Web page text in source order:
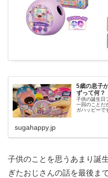
5歳の息子
ずって何？
子供の誕生日プ
一回のことだから、なお
ガハッピーです。 つい先日、誕生日だった
sugahappy.jp
子供のことを思うあまり誕
ぎたおじさんの話を最後ま